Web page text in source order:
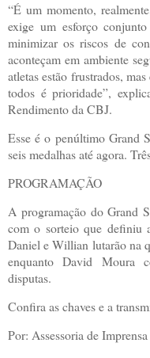
“É um momento,
exige um esforço
minimizar os riscos de
aconteçam em ambiente
atletas estão frustrados,
todos é prioridade”,
Rendimento da CBJ.
Esse é o penúltimo Grand
seis medalhas até agora.
PROGRAMAÇÃO
A programação do Grand
com o sorteio que definiu
Daniel e Willian lutarão na
enquanto David Moura
disputas.
Confira as chaves e a
Por: Assessoria de